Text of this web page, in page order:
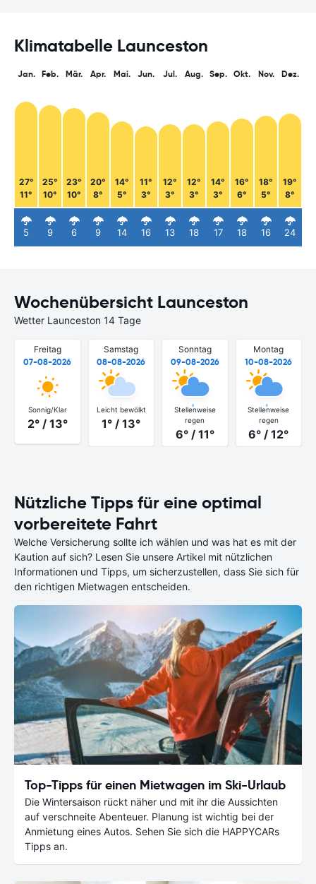
Klimatabelle Launceston
Jan.
27°
11°
5
Feb.
25°
10°
9
Mär.
23°
10°
6
Apr.
20°
8°
9
Mai.
14°
5°
14
Jun.
11°
3°
16
Jul.
12°
3°
13
Aug.
12°
3°
18
Sep.
14°
3°
17
Okt.
16°
6°
18
Nov.
18°
5°
16
Dez.
19°
8°
24
Wochenübersicht Launceston
Wetter Launceston 14 Tage
Freitag
07-08-2026
Sonnig/Klar
2° / 13°
Samstag
08-08-2026
Leicht bewölkt
1° / 13°
Sonntag
09-08-2026
Stellenweise
regen
6° / 11°
Montag
10-08-2026
Stellenweise
regen
6° / 12°
Nützliche Tipps für eine optimal
vorbereitete Fahrt
Welche Versicherung sollte ich wählen und was hat es mit der
Kaution auf sich? Lesen Sie unsere Artikel mit nützlichen
Informationen und Tipps, um sicherzustellen, dass Sie sich für
den richtigen Mietwagen entscheiden.
Top-Tipps für einen Mietwagen im Ski-Urlaub
Die Wintersaison rückt näher und mit ihr die Aussichten
auf verschneite Abenteuer. Planung ist wichtig bei der
Anmietung eines Autos. Sehen Sie sich die HAPPYCARs
Tipps an.